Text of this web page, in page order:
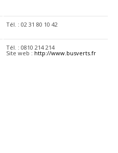
Tél. : 02 31 80 10 42
Tél. : 0810 214 214
Site web : http://www.busverts.fr